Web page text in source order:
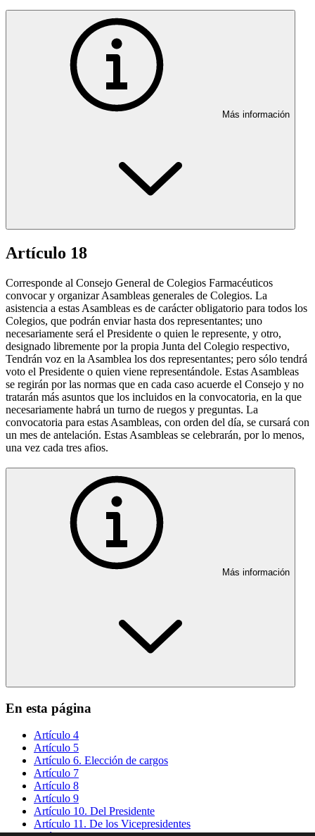
Más información
Artículo 18
Corresponde al Consejo General de Colegios Farmacéuticos
convocar y organizar Asambleas generales de Colegios. La
asistencia a estas Asambleas es de carácter obligatorio para todos los
Colegios, que podrán enviar hasta dos representantes; uno
necesariamente será el Presidente o quien le represente, y otro,
designado libremente por la propia Junta del Colegio respectivo,
Tendrán voz en la Asamblea los dos representantes; pero sólo tendrá
voto el Presidente o quien viene representándole. Estas Asambleas
se regirán por las normas que en cada caso acuerde el Consejo y no
tratarán más asuntos que los incluidos en la convocatoria, en la que
necesariamente habrá un turno de ruegos y preguntas. La
convocatoria para estas Asambleas, con orden del día, se cursará con
un mes de antelación. Estas Asambleas se celebrarán, por lo menos,
una vez cada tres afios.
Más información
En esta página
Artículo 4
Artículo 5
Artículo 6. Elección de cargos
Artículo 7
Artículo 8
Artículo 9
Artículo 10. Del Presidente
Artículo 11. De los Vicepresidentes